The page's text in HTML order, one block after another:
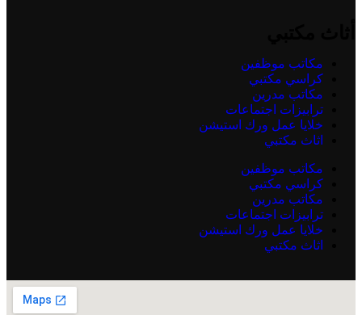
مكاتب موظفين
كراسي مكتبي
مكاتب مدرين
ترابيزات اجتماعات
خلايا عمل ورك استيشن
اثاث مكتبي
مكاتب موظفين
كراسي مكتبي
مكاتب مدرين
ترابيزات اجتماعات
خلايا عمل ورك استيشن
اثاث مكتبي